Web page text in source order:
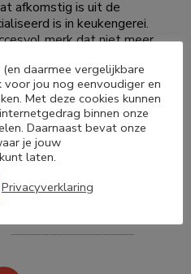
afkomstig is uit de
is in keukengerei.
merk dat niet meer
Nordic Ware heeft twee
vaandel staan: gemak en
genieten en plezier
Nordic Ware.
daarmee vergelijkbare
jou nog eenvoudiger en
Met deze cookies kunnen
binnen onze
Daarnaast bevat onze
je jouw
laten.
Privacyverklaring